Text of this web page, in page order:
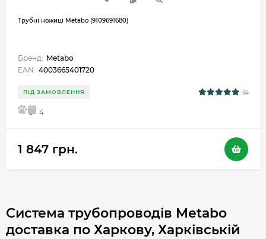
Трубні ножиці Metabo (9109691680)
Бренд: Metabo
EAN: 4003665401720
ПІД ЗАМОВЛЕННЯ 34
5 4
1 847 грн.
Система трубопроводів Metabo
доставка по Харкову, Харківській